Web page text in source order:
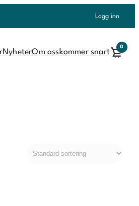
Logg inn
NyheterOm osskommer snart
0